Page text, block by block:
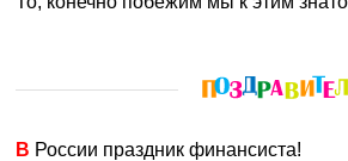
В России праздник финансиста!